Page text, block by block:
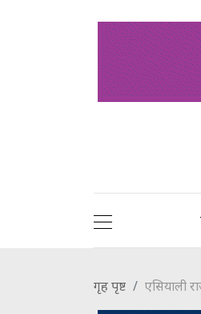
गृह पृष्ट एसियाली